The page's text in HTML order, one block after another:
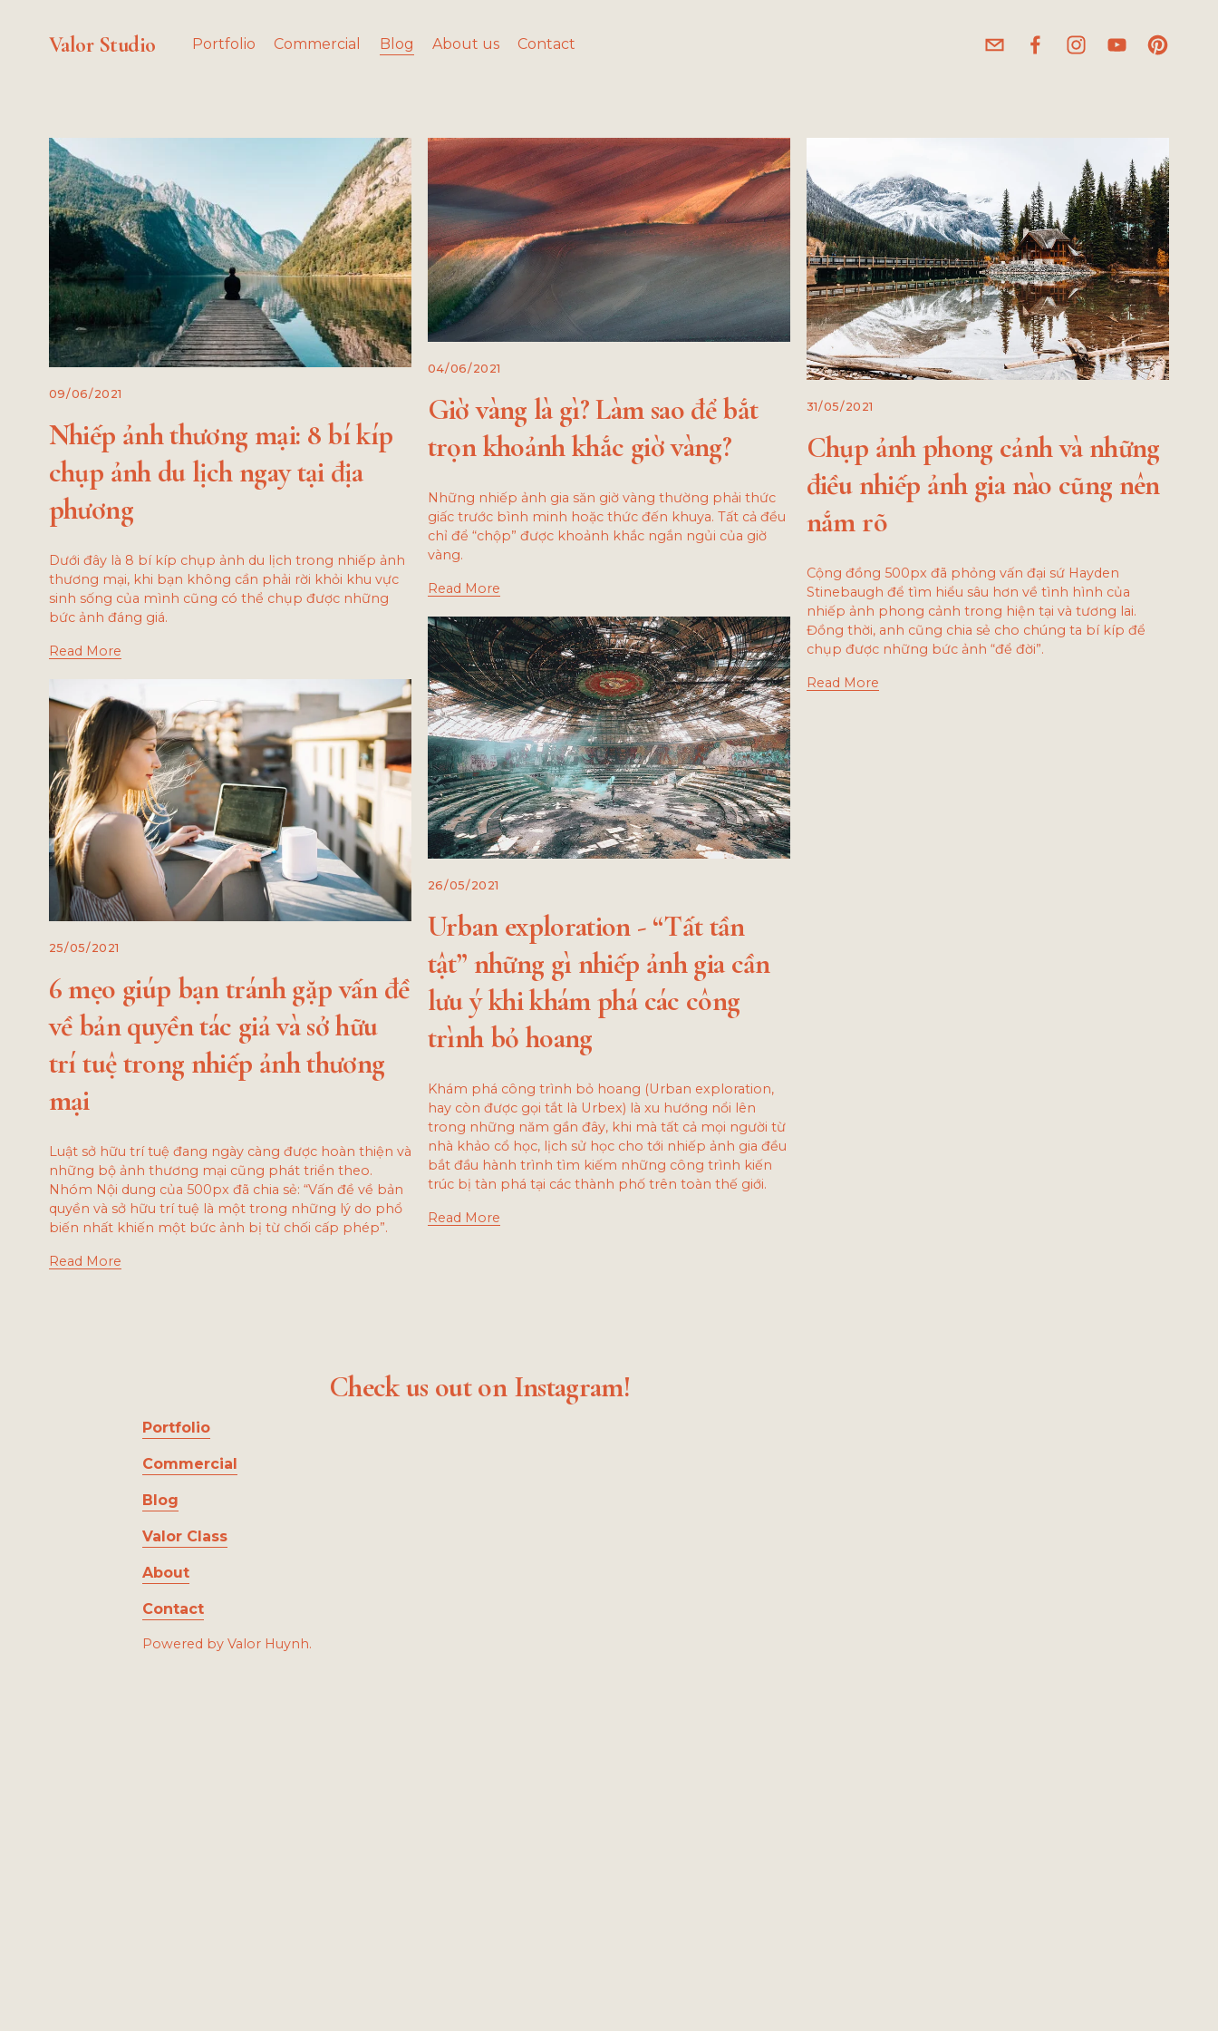
Valor Studio Portfolio Commercial Blog About us Contact
09/06/2021
Nhiếp ảnh thương mại: 8 bí kíp
chụp ảnh du lịch ngay tại địa
phương
Dưới đây là 8 bí kíp chụp ảnh du lịch trong nhiếp ảnh
thương mại, khi bạn không cần phải rời khỏi khu vực
sinh sống của mình cũng có thể chụp được những
bức ảnh đáng giá.
Read More
04/06/2021
Giờ vàng là gì? Làm sao để bắt
trọn khoảnh khắc giờ vàng?
Những nhiếp ảnh gia săn giờ vàng thường phải thức
giấc trước bình minh hoặc thức đến khuya. Tất cả đều
chỉ để “chộp” được khoảnh khắc ngắn ngủi của giờ
vàng.
Read More
31/05/2021
Chụp ảnh phong cảnh và những
điều nhiếp ảnh gia nào cũng nên
nắm rõ
Cộng đồng 500px đã phỏng vấn đại sứ Hayden
Stinebaugh để tìm hiểu sâu hơn về tình hình của
nhiếp ảnh phong cảnh trong hiện tại và tương lai.
Đồng thời, anh cũng chia sẻ cho chúng ta bí kíp để
chụp được những bức ảnh “để đời”.
Read More
26/05/2021
Urban exploration - “Tất tần
tật” những gì nhiếp ảnh gia cần
lưu ý khi khám phá các công
trình bỏ hoang
Khám phá công trình bỏ hoang (Urban exploration,
hay còn được gọi tắt là Urbex) là xu hướng nổi lên
trong những năm gần đây, khi mà tất cả mọi người từ
nhà khảo cổ học, lịch sử học cho tới nhiếp ảnh gia đều
bắt đầu hành trình tìm kiếm những công trình kiến
trúc bị tàn phá tại các thành phố trên toàn thế giới.
Read More
25/05/2021
6 mẹo giúp bạn tránh gặp vấn đề
về bản quyền tác giả và sở hữu
trí tuệ trong nhiếp ảnh thương
mại
Luật sở hữu trí tuệ đang ngày càng được hoàn thiện và
những bộ ảnh thương mại cũng phát triển theo.
Nhóm Nội dung của 500px đã chia sẻ: “Vấn đề về bản
quyền và sở hữu trí tuệ là một trong những lý do phổ
biến nhất khiến một bức ảnh bị từ chối cấp phép”.
Read More
Portfolio
Commercial
Blog
Valor Class
About
Contact
Powered by Valor Huynh.
Check us out on Instagram!